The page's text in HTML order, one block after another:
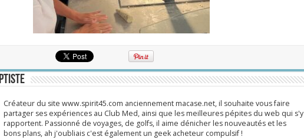
Créateur du site www.spirit45.com anciennement macase.net, il souhaite vous faire
partager ses expériences au Club Med, ainsi que les meilleures pépites du web qui s'y
rapportent. Passionné de voyages, de golfs, il aime dénicher les nouveautés et les
bons plans, ah j'oubliais c'est également un geek acheteur compulsif !